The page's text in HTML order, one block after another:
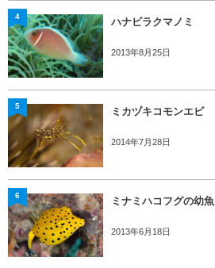
ハナビラクマノミ
2013年8月25日
4
ミカヅキコモンエビ
2014年7月28日
5
ミナミハコフグの幼魚
2013年6月18日
6